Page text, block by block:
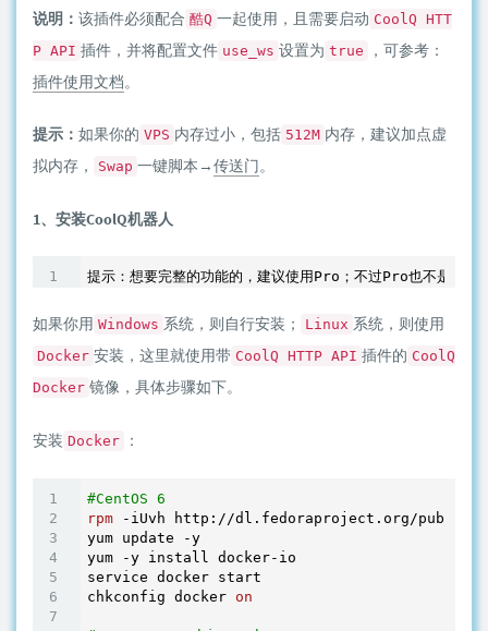
说明： 该插件必须配合 酷Q 一起使用，且需要启动 CoolQ HTT
P API 插件，并将配置文件 use_ws 设置为 true
，可参考：
插件使用文档。
提示： 如果你的 VPS 内存过小，包括 512M 内存，建议加点虚
拟内存，
Swap 一键脚本→传送门。
1、安装CoolQ机器人
如果你用 Windows 系统，则自行安装； Linux 系统，则使用
Docker 安装，这里就使用带 CoolQ HTTP API 插件的 CoolQ
Docker 镜像，具体步骤如下。
安装 Docker ：
#CentOS 6
rpm -iUvh http://dl.fedoraproject.org/pub/epel/
yum update -y
yum -y install docker-io
service docker start
chkconfig docker on